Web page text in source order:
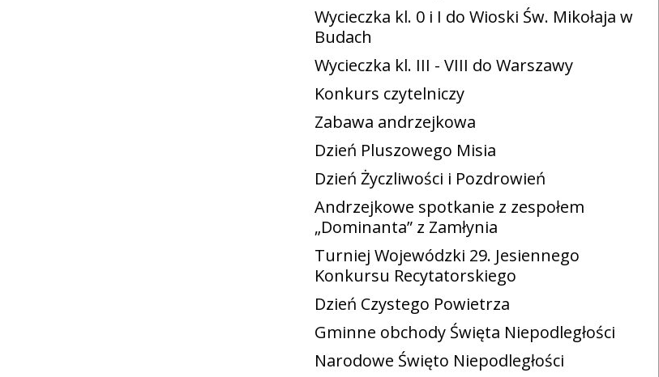
Wycieczka kl. 0 i I do Wioski Św. Mikołaja w
Budach
Wycieczka kl. III - VIII do Warszawy
Konkurs czytelniczy
Zabawa andrzejkowa
Dzień Pluszowego Misia
Dzień Życzliwości i Pozdrowień
Andrzejkowe spotkanie z zespołem
„Dominanta” z Zamłynia
Turniej Wojewódzki 29. Jesiennego
Konkursu Recytatorskiego
Dzień Czystego Powietrza
Gminne obchody Święta Niepodległości
Narodowe Święto Niepodległości